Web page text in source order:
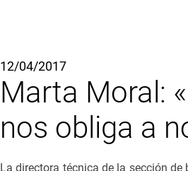
12/04/2017
Marta Moral:
nos obliga a
La directora técnica de la sección